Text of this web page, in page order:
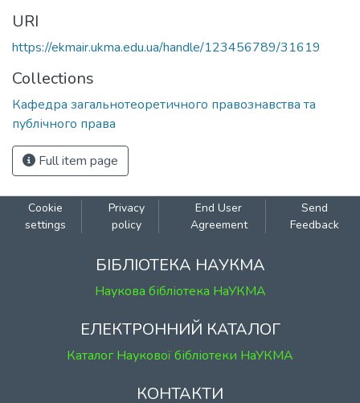
URI
https://ekmair.ukma.edu.ua/handle/123456789/31619
Collections
Кафедра загальнотеоретичного правознавства та
публічного права
Full item page
Cookie
settings
Privacy
policy
End User
Agreement
Send
Feedback
БІБЛІОТЕКА НАУКМА
Наукова бібліотека НаУКМА
ЕЛЕКТРОННИЙ КАТАЛОГ
Каталог Наукової бібліотеки НаУКМА
КОНТАКТИ